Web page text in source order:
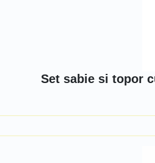
Set sabie si topor